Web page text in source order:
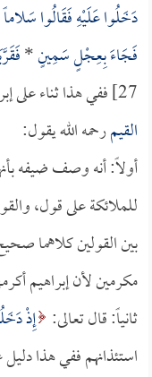
دَخَلُوا عَلَيْهِ فَقَالُوا
فَجَاءَ بِعِجْلٍ سَمِينٍ*
27] ففي هذا ثناء على إبراهيم من وجوه متعددة كما ذكر ذلك
القيمرحمه الله يقول:
أولاً: أنه وصف ضيفه
للملائكة على قول،
بين القولين كلاهما
مكرمين لأن إبراهيم
ثانياً: قال تعالى: إِذْ
استئذانهم ففي هذا دليل